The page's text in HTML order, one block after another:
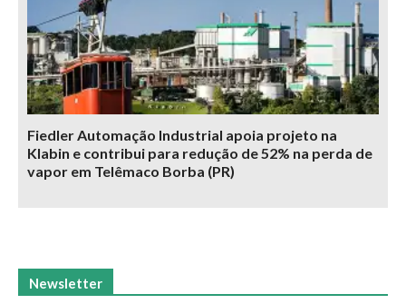
Fiedler Automação Industrial apoia projeto na
Klabin e contribui para redução de 52% na perda de
vapor em Telêmaco Borba (PR)
Newsletter